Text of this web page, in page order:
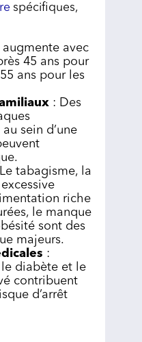
spécifiques,
augmente avec
45 ans pour
ans pour les
: Des
sein d’une
tabagisme, la
riche
le manque
sont des
majeurs.
:
le diabète et le
contribuent
d’arrêt